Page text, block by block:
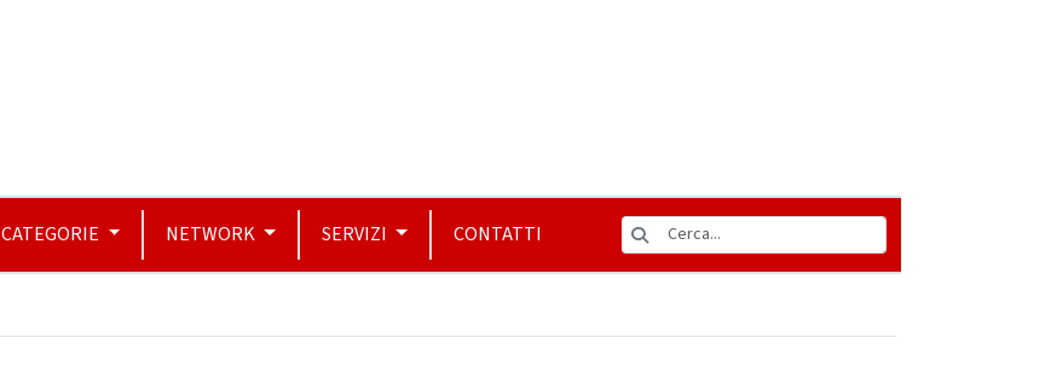
CATEGORIE NETWORK SERVIZI CONTATTI